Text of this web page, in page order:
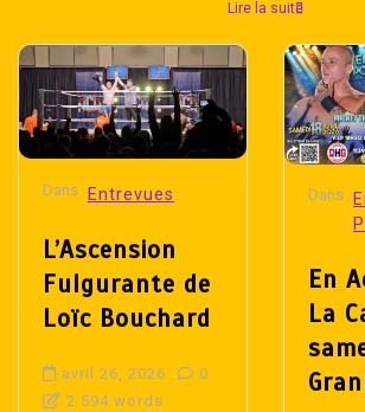
Lire la suite
Dans Entrevues
L’Ascension
Fulgurante de
Loïc Bouchard
avril 26, 2026
0
2 594 words
Dans
En
La